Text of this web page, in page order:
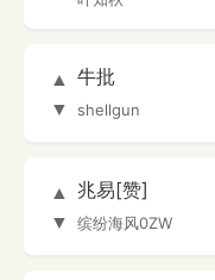
▲
▼
牛批
shellgun
▲
▼
兆易[赞]
缤纷海风0ZW